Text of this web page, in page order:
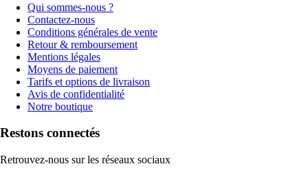
Qui sommes-nous ?
Contactez-nous
Conditions générales de vente
Retour & remboursement
Mentions légales
Moyens de paiement
Tarifs et options de livraison
Avis de confidentialité
Notre boutique
Restons connectés
Retrouvez-nous sur les réseaux sociaux